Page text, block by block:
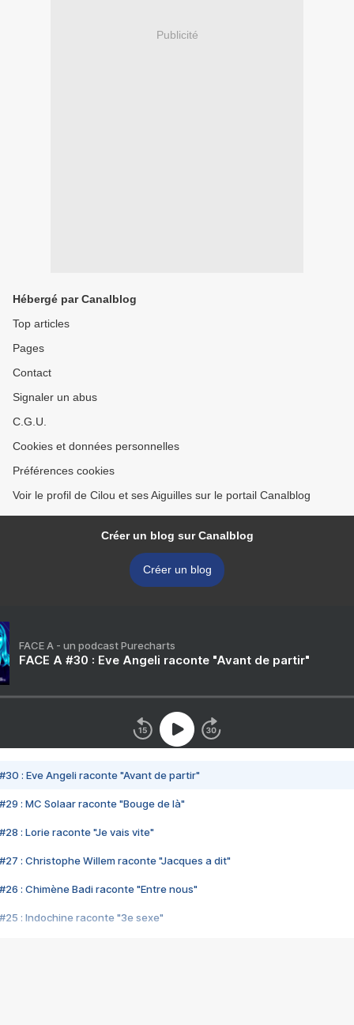
Publicité
Hébergé par Canalblog
Top articles
Pages
Contact
Signaler un abus
C.G.U.
Cookies et données personnelles
Préférences cookies
Voir le profil de Cilou et ses Aiguilles sur le portail Canalblog
Créer un blog sur Canalblog
Créer un blog
FACE A - un podcast Purecharts
FACE A #30 : Eve Angeli raconte "Avant de partir"
#30 : Eve Angeli raconte "Avant de partir"
#29 : MC Solaar raconte "Bouge de là"
#28 : Lorie raconte "Je vais vite"
#27 : Christophe Willem raconte "Jacques a dit"
#26 : Chimène Badi raconte "Entre nous"
#25 : Indochine raconte "3e sexe"